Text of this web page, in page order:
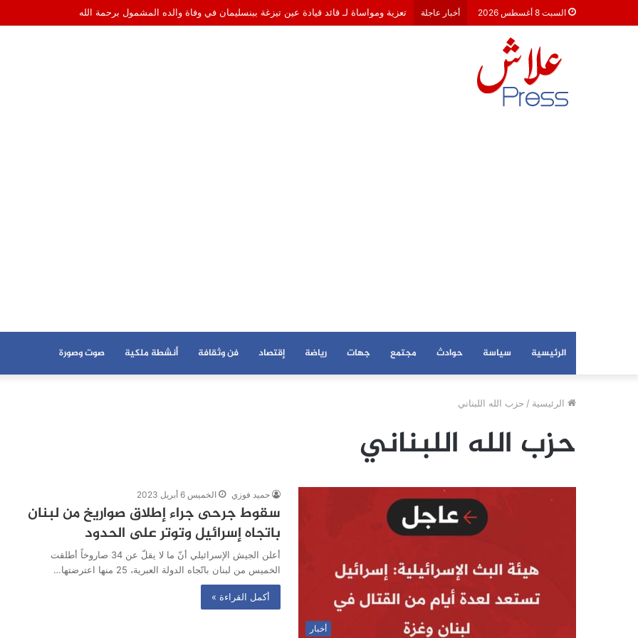
السبت 8 أغسطس 2026 أخبار عاجلة تعزية ومواساة لـ قائد قيادة عين تيزغة ببنسليمان في وفاة والده المشمول برحمة الله
الرئيسية سياسة حوادث مجتمع جهات رياضة إقتصاد فن وثقافة أنشطة ملكية صوت وصورة
الرئيسية / حزب الله اللبناني
حزب الله اللبناني
أخبار
حميد فوزي الخميس 6 أبريل 2023
سقوط جرحى جراء إطلاق صواريخ من لبنان
باتجاه إسرائيل وتوتر على الحدود
أعلن الجيش الإسرائيلي أنّ ما لا يقلّ عن 34 صاروخاً أطلقت
الخميس من لبنان باتّجاه الدولة العبرية، 25 منها اعترضتها…
أكمل القراءة »